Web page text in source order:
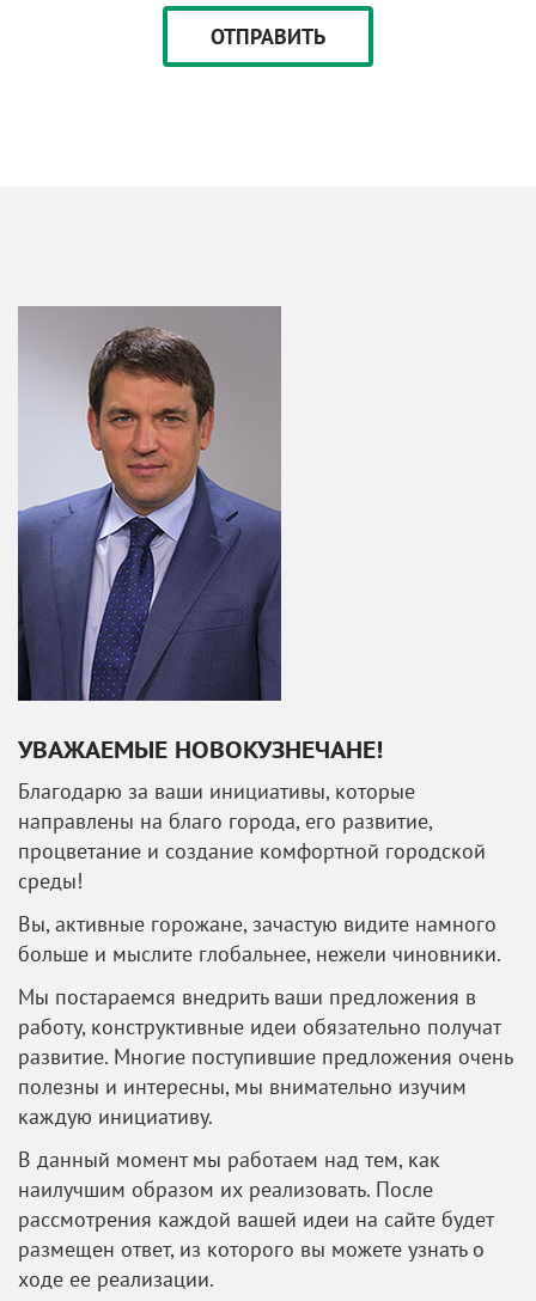
УВАЖАЕМЫЕ НОВОКУЗНЕЧАНЕ!
Благодарю за ваши инициативы, которые
направлены на благо города, его развитие,
процветание и создание комфортной городской
среды!
Вы, активные горожане, зачастую видите намного
больше и мыслите глобальнее, нежели чиновники.
Мы постараемся внедрить ваши предложения в
работу, конструктивные идеи обязательно получат
развитие. Многие поступившие предложения очень
полезны и интересны, мы внимательно изучим
каждую инициативу.
В данный момент мы работаем над тем, как
наилучшим образом их реализовать. После
рассмотрения каждой вашей идеи на сайте будет
размещен ответ, из которого вы можете узнать о
ходе ее реализации.